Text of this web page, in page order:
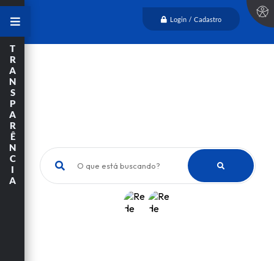
Login / Cadastro
O que está buscando?
T
R
A
N
S
P
A
R
Ê
N
C
I
A